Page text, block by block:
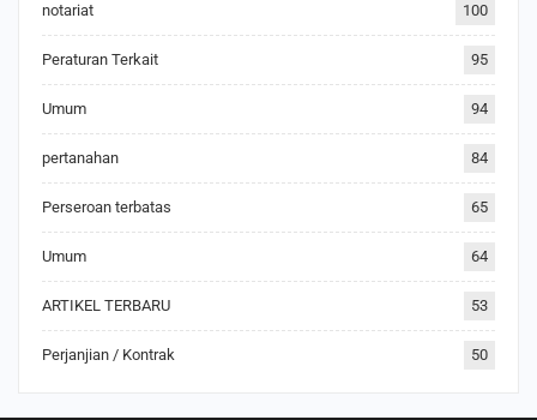
notariat 100
Peraturan Terkait 95
Umum 94
pertanahan 84
Perseroan terbatas 65
Umum 64
ARTIKEL TERBARU 53
Perjanjian / Kontrak 50